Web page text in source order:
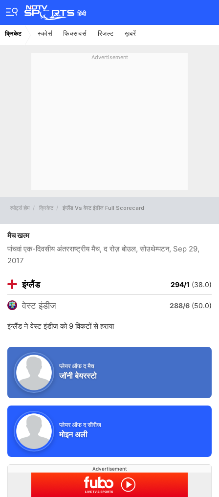
हिंदी
क्रिकेट स्कोर्स फिक्सचर्स रिजल्ट ख़बरें
Advertisement
स्पोर्ट्स होम क्रिकेट इंग्लैंड Vs वेस्ट इंडीज Full Scorecard
मैच खत्म
पांचवां एक-दिवसीय अंतरराष्ट्रीय मैच, द रोज़ बोउल, सोउथेम्पटन, Sep 29,
2017
इंग्लैंड 294/1 (38.0)
वेस्ट इंडीज 288/6 (50.0)
इंग्लैंड ने वेस्ट इंडीज को 9 विकटों से हराया
प्लेयर ऑफ द मैच
जॉनी बेयरस्टो
प्लेयर ऑफ द सीरीज
मोइन अली
Advertisement